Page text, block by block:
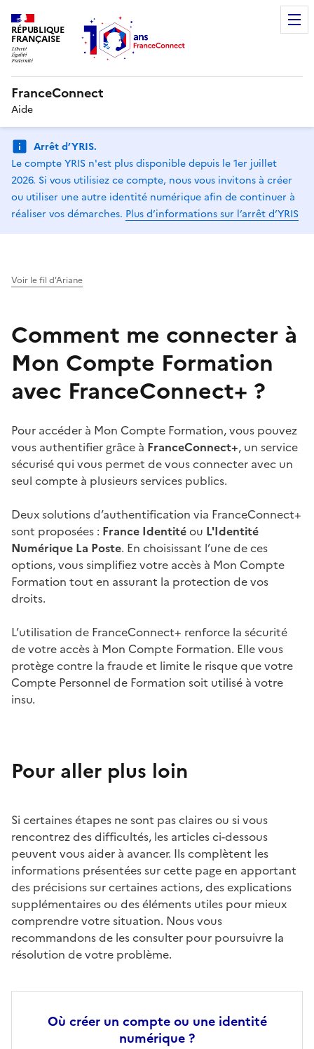
RÉPUBLIQUE
FRANÇAISE
FranceConnect
Aide
Arrêt d’YRIS.
Le compte YRIS n'est plus disponible depuis le 1er juillet
2026. Si vous utilisiez ce compte, nous vous invitons à créer
ou utiliser une autre identité numérique afin de continuer à
réaliser vos démarches. Plus d’informations sur l’arrêt d’YRIS
Voir le fil d'Ariane
Comment me connecter à
Mon Compte Formation
avec FranceConnect+ ?
Pour accéder à Mon Compte Formation, vous pouvez
vous authentifier grâce à FranceConnect+, un service
sécurisé qui vous permet de vous connecter avec un
seul compte à plusieurs services publics.
Deux solutions d’authentification via FranceConnect+
sont proposées : France Identitéou L'Identité
Numérique La Poste. En choisissant l’une de ces
options, vous simplifiez votre accès à Mon Compte
Formation tout en assurant la protection de vos
droits.
L’utilisation de FranceConnect+ renforce la sécurité
de votre accès à Mon Compte Formation. Elle vous
protège contre la fraude et limite le risque que votre
Compte Personnel de Formation soit utilisé à votre
insu.
Pour aller plus loin
Si certaines étapes ne sont pas claires ou si vous
rencontrez des difficultés, les articles ci-dessous
peuvent vous aider à avancer. Ils complètent les
informations présentées sur cette page en apportant
des précisions sur certaines actions, des explications
supplémentaires ou des éléments utiles pour mieux
comprendre votre situation. Nous vous
recommandons de les consulter pour poursuivre la
résolution de votre problème.
Où créer un compte ou une identité
numérique ?